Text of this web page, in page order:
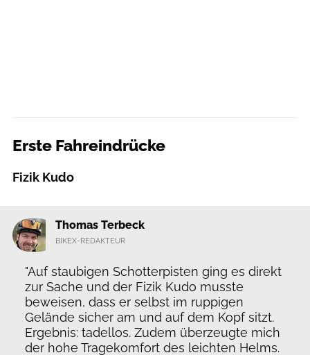
Erste Fahreindrücke
Fizik Kudo
Thomas Terbeck
BIKEX-REDAKTEUR
"Auf staubigen Schotterpisten ging es direkt
zur Sache und der Fizik Kudo musste
beweisen, dass er selbst im ruppigen
Gelände sicher am und auf dem Kopf sitzt.
Ergebnis: tadellos. Zudem überzeugte mich
der hohe Tragekomfort des leichten Helms.